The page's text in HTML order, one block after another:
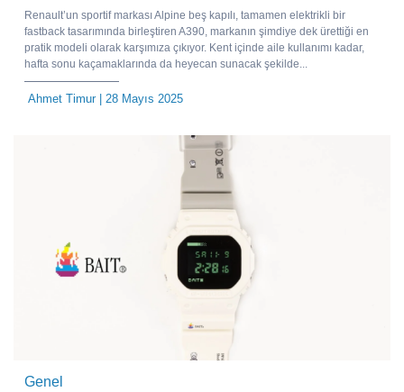
Renault’un sportif markası Alpine beş kapılı, tamamen elektrikli bir
fastback tasarımında birleştiren A390, markanın şimdiye dek ürettiği en
pratik modeli olarak karşımıza çıkıyor. Kent içinde aile kullanımı kadar,
hafta sonu kaçamaklarında da heyecan sunacak şekilde...
Ahmet Timur| 28 Mayıs 2025
Genel